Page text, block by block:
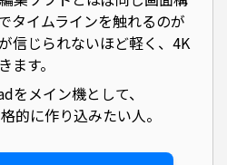
タイムラインを触れるのが
信じられないほど軽く、4K
ます。
をメイン機として、
的に作り込みたい人。